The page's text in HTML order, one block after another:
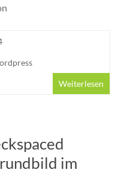
Weiterlesen
im